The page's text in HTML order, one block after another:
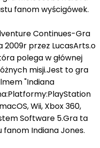
fanom wyścigówek.
Continues-Gra
2009r przez LucasArts.o
polega w głównej
misji.Jest to gra
"Indiana
Wii, Xbox 360,
Software 5.Gra ta
Indiana Jones.